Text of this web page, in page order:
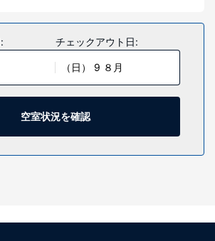
るほか、ケーブルの番組をご覧いただけ
は、バスアメニティ (無料)、ヘアドライ
ーヒー / ティーメーカーをご利用いただ
ーピング サービスは、毎日行われ、アイ
リクエストも受け付けています。
チェックアウト日:
（日） 9 ８月
空室状況を確認